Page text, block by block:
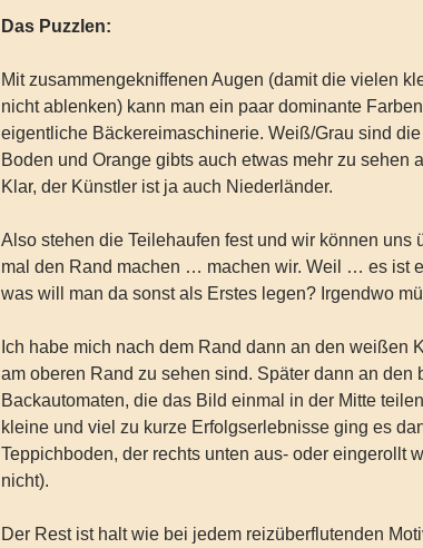
Das Puzzlen:
Mit zusammengekniffenen Augen (damit die vielen
nicht ablenken) kann man ein paar dominante
eigentliche Bäckereimaschinerie. Weiß/Grau sind
Boden und Orange gibts auch etwas mehr zu sehen
Klar, der Künstler ist ja auch Niederländer.
Also stehen die Teilehaufen fest und wir können uns
mal den Rand machen … machen wir. Weil … es ist
was will man da sonst als Erstes legen? Irgendwo
Ich habe mich nach dem Rand dann an den weißen
am oberen Rand zu sehen sind. Später dann an den
Backautomaten, die das Bild einmal in der Mitte
kleine und viel zu kurze Erfolgserlebnisse ging es
Teppichboden, der rechts unten aus- oder eingerollt
nicht).
Der Rest ist halt wie bei jedem reizüberflutenden